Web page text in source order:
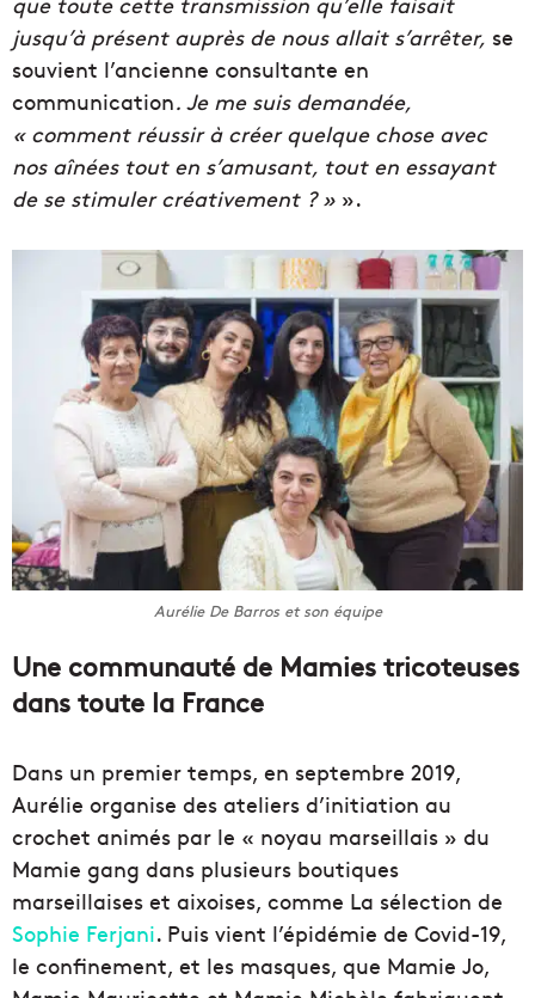
jusqu’à présent auprès de nous allait s’arrêter, se
souvient l’ancienne consultante en
communication. Je me suis demandée,
« comment réussir à créer quelque chose avec
nos aînées tout en s’amusant, tout en essayant
de se stimuler créativement ? » ».
Aurélie De Barros et son équipe
Une communauté de Mamies tricoteuses
dans toute la France
Dans un premier temps, en septembre 2019,
Aurélie organise des ateliers d’initiation au
crochet animés par le « noyau marseillais » du
Mamie gang dans plusieurs boutiques
marseillaises et aixoises, comme La sélection de
Sophie Ferjani. Puis vient l’épidémie de Covid-19,
le confinement, et les masques, que Mamie Jo,